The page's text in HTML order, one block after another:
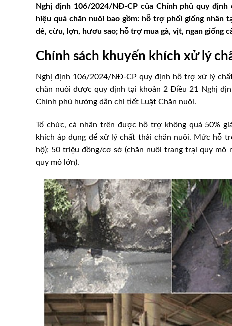
Nghị định 106/2024/NĐ-CP của Chính phủ quy
hiệu quả chăn nuôi bao gồm: hỗ trợ phối giống
dê, cừu, lợn, hươu sao; hỗ trợ mua gà, vịt, ngan giống
Chính sách khuyến khích xử lý
Nghị định 106/2024/NĐ-CP quy định hỗ trợ xử lý
chăn nuôi được quy định tại khoản 2 Điều 21 Nghị
Chính phủ hướng dẫn chi tiết Luật Chăn nuôi.
Tổ chức, cá nhân trên được hỗ trợ không quá 50%
khích áp dụng để xử lý chất thải chăn nuôi. Mức hỗ
hộ); 50 triệu đồng/cơ sở (chăn nuôi trang trại quy
quy mô lớn).